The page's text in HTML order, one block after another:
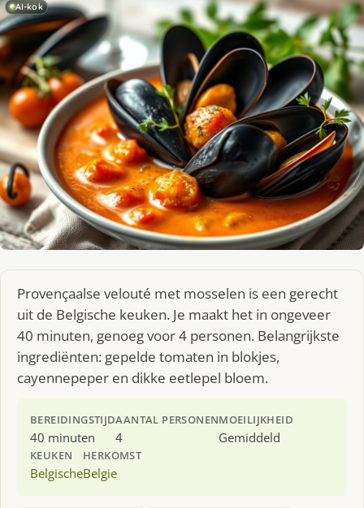
AI-kok
Provençaalse velouté met mosselen is een gerecht
uit de Belgische keuken. Je maakt het in ongeveer
40 minuten, genoeg voor 4 personen. Belangrijkste
ingrediënten: gepelde tomaten in blokjes,
cayennepeper en dikke eetlepel bloem.
BEREIDINGSTIJD
40 minuten
AANTAL PERSONEN
4
MOEILIJKHEID
Gemiddeld
KEUKEN
Belgische
HERKOMST
Belgie